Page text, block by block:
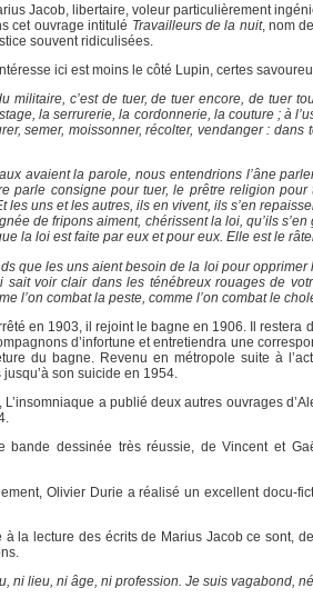
Jacob, libertaire, voleur particulièrement
cet ouvrage intitulé Travailleurs de la nuit, nom
souvent ridiculisées.
ici est moins le côté Lupin, certes
militaire, c’est de tuer, de tuer encore, de tuer
la serrurerie, la cordonnerie, la couture ; à
semer, moissonner, récolter, vendanger :
avaient la parole, nous entendrions l’âne
parle consigne pour tuer, le prêtre religion
les uns et les autres, ils en vivent, ils s’en
de fripons aiment, chérissent la loi, qu’ils
la loi est faite par eux et pour eux. Elle est le
que les uns aient besoin de la loi pour
sait voir clair dans les ténébreux rouages de
l’on combat la peste, comme l’on combat le
en 1903, il rejoint le bagne en 1906. Il
d’infortune et entretiendra une
du bagne. Revenu en métropole suite à
son suicide en 1954.
L’insomniaque a publié deux autres ouvrages
bande dessinée très réussie, de Vincent et
Olivier Durie a réalisé un excellent docu-
à la lecture des écrits de Marius Jacob ce sont,
ni lieu, ni âge, ni profession. Je suis vagabond,